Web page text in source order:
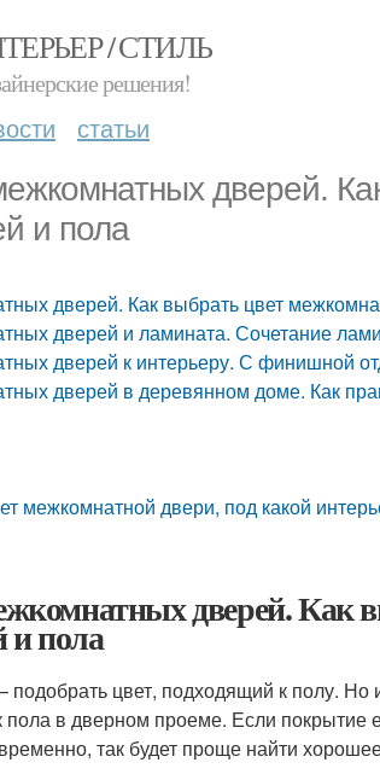
/ СТИЛЬ
решения!
статьи
дверей.
и пола
дверей. Как выбрать цвет
дверей и ламината. Сочетание
дверей к интерьеру. С финишной
дверей в деревянном доме. Как
межкомнатной двери, под какой
дверей. Как
и пола
цвет, подходящий к полу. Но
пола в дверном проеме. Если
так будет проще найти